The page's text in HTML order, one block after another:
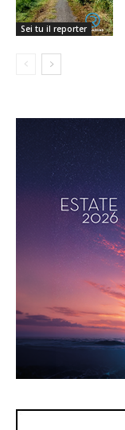
Sei tu il reporter